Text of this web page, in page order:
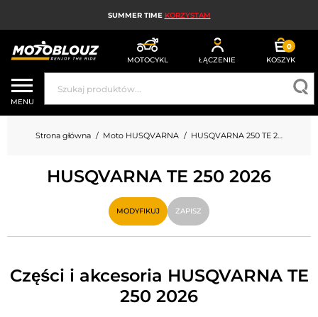
SUMMER TIME KORZYSTAM
MOTOCYKL ŁĄCZENIE
0
KOSZYK
KASK MOTOCYKLOWY
ODZIEŻ MOTOCYKLOWA DLA MĘŻCZYZN
UBRANIA MOTOCYKLOWE DAMSKIE
MX; ENDURO I TRIAL
HIGH-TECH MOTOCYKLOWY
PODUSZKA POWIETRZNA MOTOCYKLOWA
CZĘŚCI MOTOCYKLOWE I NARZĘDZIA
AKCESORIA MOTOCYKLOWE
MENU
Strona główna Moto HUSQVARNA HUSQVARNA 250 TE 250
HUSQVARNA TE 250 2026
MODYFIKUJ ZAPISZ
Części i akcesoria HUSQVARNA TE
250 2026